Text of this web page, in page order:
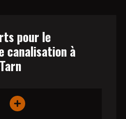
pour le
canalisation à